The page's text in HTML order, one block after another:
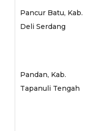
Pancur Batu, Kab.
Deli Serdang
Pandan, Kab.
Tapanuli Tengah